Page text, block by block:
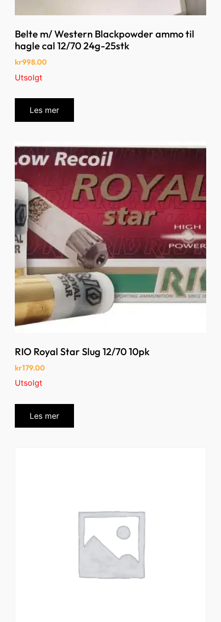
Belte m/ Western Blackpowder ammo til
hagle cal 12/70 24g-25stk
kr998.00
Utsolgt
Les mer
RIO Royal Star Slug 12/70 10pk
kr179.00
Utsolgt
Les mer